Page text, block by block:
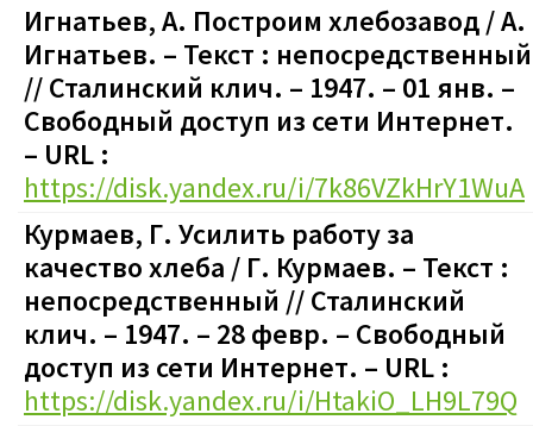
Игнатьев, А. Построим хлебозавод / А.
Игнатьев. – Текст : непосредственный
// Сталинский клич. – 1947. – 01 янв. –
Свободный доступ из сети Интернет.
– URL :
https://disk.yandex.ru/i/7k86VZkHrY1WuA
Курмаев, Г. Усилить работу за
качество хлеба / Г. Курмаев. – Текст :
непосредственный // Сталинский
клич. – 1947. – 28 февр. – Свободный
доступ из сети Интернет. – URL :
https://disk.yandex.ru/i/HtakiO_LH9L79Q